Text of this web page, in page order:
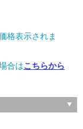
格表示されま
合はこちらから